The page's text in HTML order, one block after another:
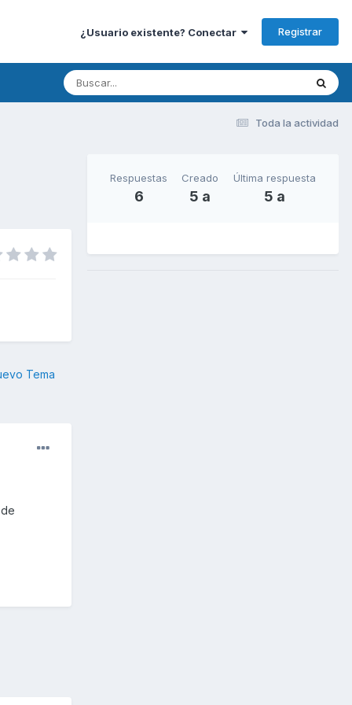
¿Usuario existente? Conectar Registrar
Toda la actividad
Tema
Respuestas
6
Creado
5 a
Última respuesta
5 a